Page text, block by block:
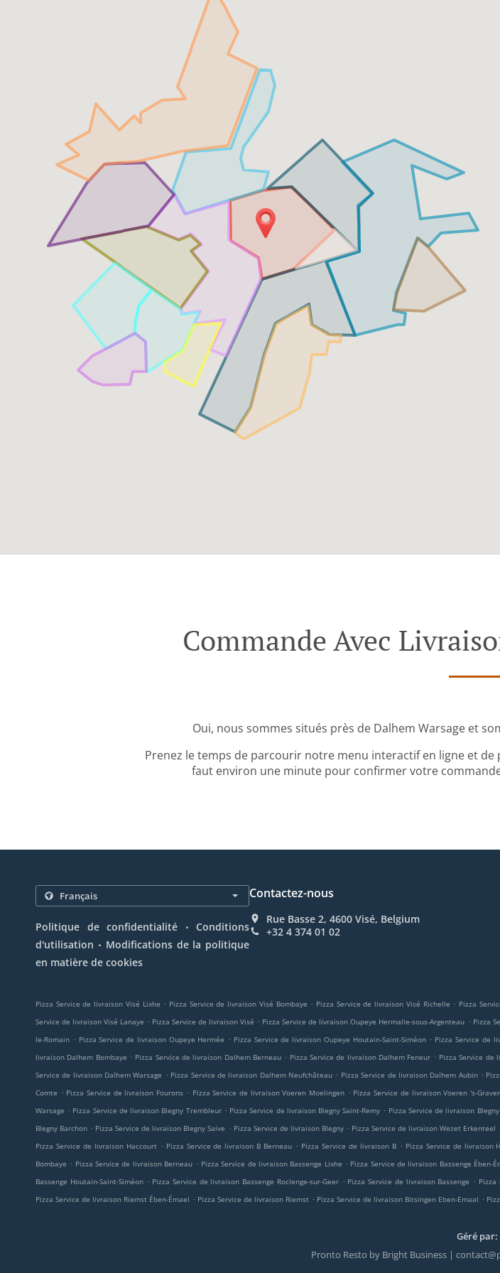
Commande Avec
Oui, nous sommes situés près de Dalhem Warsage et
Prenez le temps de parcourir notre menu interactif en ligne et
faut environ une minute pour confirmer votre
Politique de confidentialité . Conditions
d'utilisation . Modifications de la politique
en matière de cookies
Contactez-nous
Rue Basse 2, 4600 Visé, Belgium
+32 4 374 01 02
Pizza Service de livraison Visé Lixhe . Pizza Service de livraison Visé Bombaye . Pizza Service de livraison Visé Richelle . Pizza
Service de livraison Visé Lanaye . Pizza Service de livraison Visé . Pizza Service de livraison Oupeye Hermalle-sous-Argenteau . Pizza
le-Romain . Pizza Service de livraison Oupeye Hermée . Pizza Service de livraison Oupeye Houtain-Saint-Siméon . Pizza Service de
livraison Dalhem Bombaye . Pizza Service de livraison Dalhem Berneau . Pizza Service de livraison Dalhem Feneur . Pizza Service de
Service de livraison Dalhem Warsage . Pizza Service de livraison Dalhem Neufchâteau . Pizza Service de livraison Dalhem Aubin .
Comte . Pizza Service de livraison Fourons . Pizza Service de livraison Voeren Moelingen . Pizza Service de livraison Voeren 's-
Warsage . Pizza Service de livraison Blegny Trembleur . Pizza Service de livraison Blegny Saint-Remy . Pizza Service de livraison
Blegny Barchon . Pizza Service de livraison Blegny Saive . Pizza Service de livraison Blegny . Pizza Service de livraison Wezet Erkenteel
Pizza Service de livraison Haccourt . Pizza Service de livraison B Berneau . Pizza Service de livraison B . Pizza Service de livraison
Bombaye . Pizza Service de livraison Berneau . Pizza Service de livraison Bassenge Lixhe . Pizza Service de livraison Bassenge Ében-
Bassenge Houtain-Saint-Siméon . Pizza Service de livraison Bassenge Roclenge-sur-Geer . Pizza Service de livraison Bassenge . Pizza
Pizza Service de livraison Riemst Ében-Émael . Pizza Service de livraison Riemst . Pizza Service de livraison Bitsingen Eben-Emaal .
Géré par:
Pronto Resto by Bright Business |